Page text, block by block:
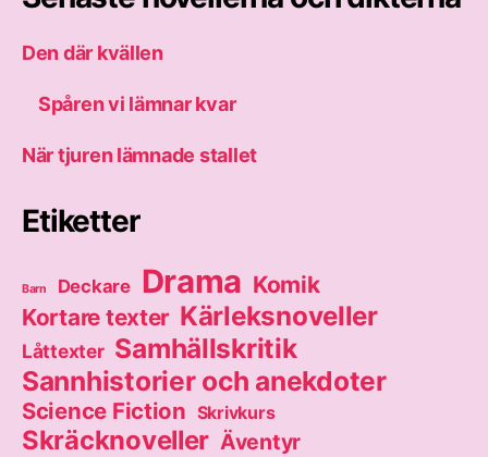
Den där kvällen
Spåren vi lämnar kvar
När tjuren lämnade stallet
Etiketter
Barn Deckare Drama Komik
Kortare texter Kärleksnoveller
Låttexter Samhällskritik
Sannhistorier och anekdoter
Science Fiction Skrivkurs
Skräcknoveller Äventyr